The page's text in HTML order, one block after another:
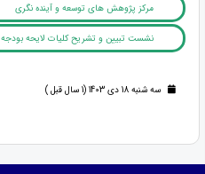
مرکز پژوهش های توسعه و آینده نگری
نشست تبیین و تشریح کلیات لایحه بودجه ۱۴۰۴ برگزار می‌شود
سه شنبه 18 دی 1403 (1 سال قبل )